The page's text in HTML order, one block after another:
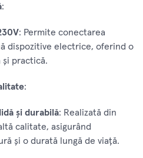
:
: Permite conectarea
dispozitive electrice, oferind o
și practică.
:
și durabilă: Realizată din
calitate, asigurând
și o durată lungă de viață.